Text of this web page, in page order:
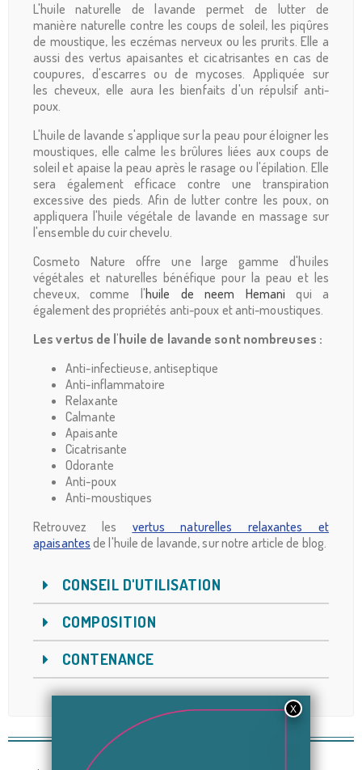
L'huile naturelle de lavande permet de lutter de
manière naturelle contre les coups de soleil, les piqûres
de moustique, les eczémas nerveux ou les prurits. Elle a
aussi des vertus apaisantes et cicatrisantes en cas de
coupures, d'escarres ou de mycoses. Appliquée sur
les cheveux, elle aura les bienfaits d'un répulsif anti-
poux.
L'huile de lavande s'applique sur la peau pour éloigner les
moustiques, elle calme les brûlures liées aux coups de
soleil et apaise la peau après le rasage ou l'épilation. Elle
sera également efficace contre une transpiration
excessive des pieds. Afin de lutter contre les poux, on
appliquera l'huile végétale de lavande en massage sur
l'ensemble du cuir chevelu.
Cosmeto Nature offre une large gamme d'huiles
végétales et naturelles bénéfique pour la peau et les
cheveux, comme l'huile de neem Hemani qui a
également des propriétés anti-poux et anti-moustiques.
Les vertus de l'huile de lavande sont nombreuses :
Anti-infectieuse, antiseptique
Anti-inflammatoire
Relaxante
Calmante
Apaisante
Cicatrisante
Odorante
Anti-poux
Anti-moustiques
Retrouvez les vertus naturelles relaxantes et
apaisantes de l'huile de lavande, sur notre article de blog.
CONSEIL D'UTILISATION
COMPOSITION
CONTENANCE